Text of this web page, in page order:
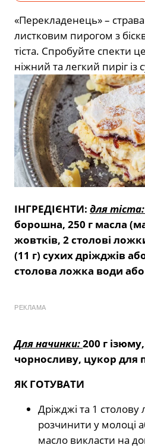
«Перекладенець» – страва
листковим пирогом з
тіста. Спробуйте спекти
ніжний та легкий пиріг із
ІНГРЕДІЄНТИ: для тіста:
борошна, 250 г масла
жовтків, 2 столові
(11 г) сухих дріжджів
столова ложка води
РЕКЛАМА
Для начинки:200 г
чорносливу, цукор для
ЯК ГОТУВАТИ
Дріжджі та 1 столову
розчинити у молоці
масло викласти на